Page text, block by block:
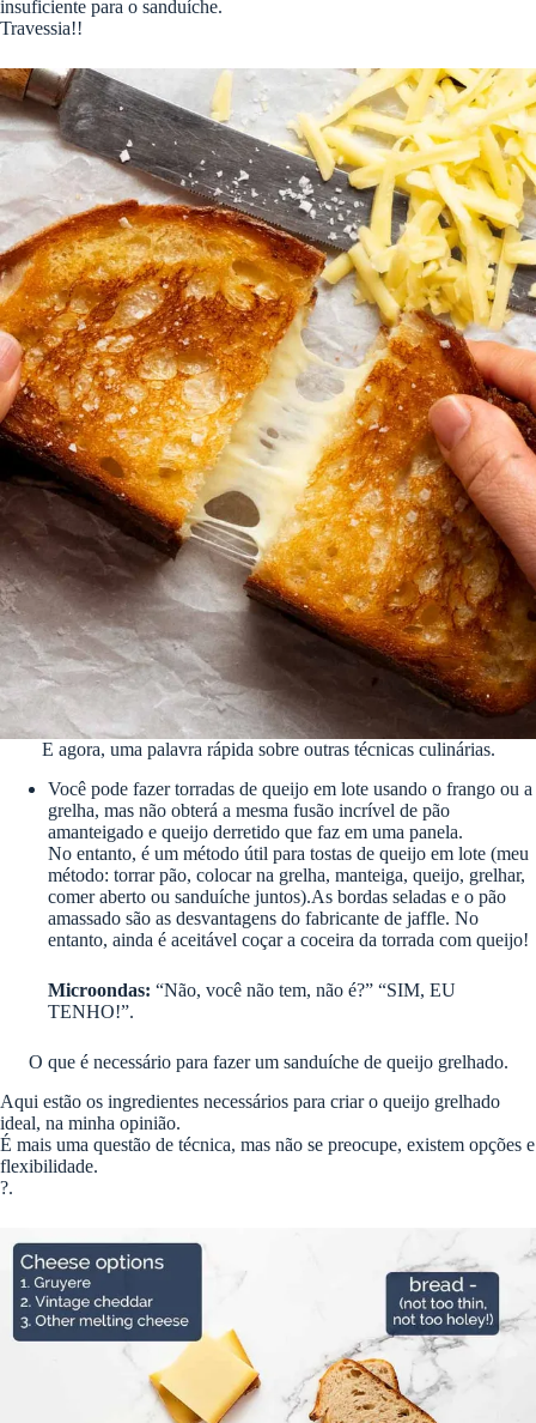
insuficiente para o sanduíche.
Travessia!!
E agora, uma palavra rápida sobre outras técnicas culinárias.
Você pode fazer torradas de queijo em lote usando o frango ou a
grelha, mas não obterá a mesma fusão incrível de pão
amanteigado e queijo derretido que faz em uma panela.
No entanto, é um método útil para tostas de queijo em lote (meu
método: torrar pão, colocar na grelha, manteiga, queijo, grelhar,
comer aberto ou sanduíche juntos).As bordas seladas e o pão
amassado são as desvantagens do fabricante de jaffle. No
entanto, ainda é aceitável coçar a coceira da torrada com queijo!
Microondas: “Não, você não tem, não é?” “SIM, EU
TENHO!”.
O que é necessário para fazer um sanduíche de queijo grelhado.
Aqui estão os ingredientes necessários para criar o queijo grelhado
ideal, na minha opinião.
É mais uma questão de técnica, mas não se preocupe, existem opções e
flexibilidade.
?.